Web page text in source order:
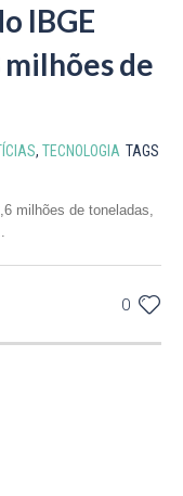
IBGE
de
, TECNOLOGIA TAGS
milhões de toneladas,
0